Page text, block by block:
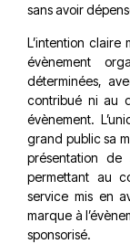
sans avoir
L’intention claire
évènement
déterminées,
contribué ni au
évènement.
grand public sa
présentation de
permettant au
service mis en
marque à
sponsorisé.